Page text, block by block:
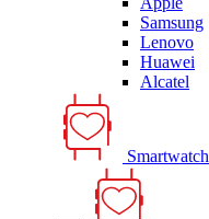
Samsung
Lenovo
Huawei
Alcatel
Smartwatch